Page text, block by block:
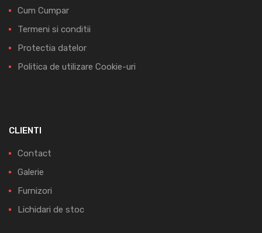
Cum Cumpar
Termeni si conditii
Protectia datelor
Politica de utilizare Cookie-uri
CLIENTI
Contact
Galerie
Furnizori
Lichidari de stoc